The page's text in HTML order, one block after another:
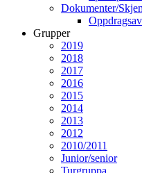
Dokumenter/
Grupper
2019
2018
2017
2016
2015
2014
2013
2012
2010/2011
Junior/senior
Turgruppa